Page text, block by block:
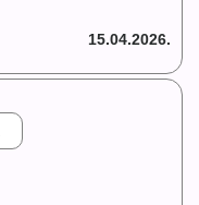
15.04.2026.